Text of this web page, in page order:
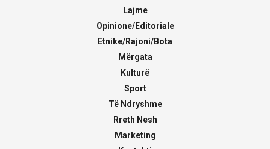
Lajme
Opinione/Editoriale
Etnike/Rajoni/Bota
Mërgata
Kulturë
Sport
Të Ndryshme
Rreth Nesh
Marketing